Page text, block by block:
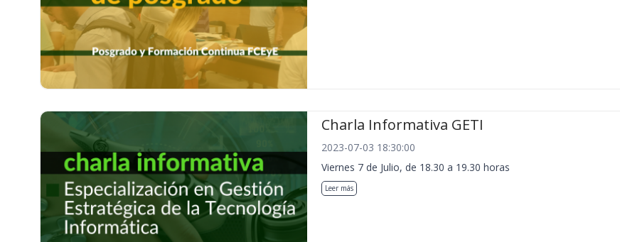
Charla Informativa GETI
2023-07-03 18:30:00
Viernes 7 de Julio, de 18.30 a 19.30 horas
Leer más